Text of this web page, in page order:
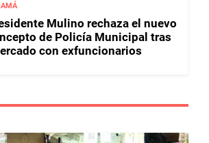
Mulino rechaza el nuevo
de Policía Municipal tras
con exfuncionarios